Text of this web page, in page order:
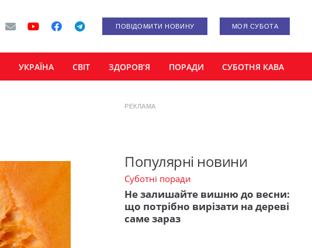
ПОВІДОМИТИ НОВИНУ МОЯ СУБОТА
УКРАЇНА СВІТ ЗДОРОВ’Я ПОРАДИ СУБОТНЯ КАВА
РЕКЛАМА
Популярні новини
Суботні поради
Не залишайте вишню до весни:
що потрібно вирізати на дереві
саме зараз